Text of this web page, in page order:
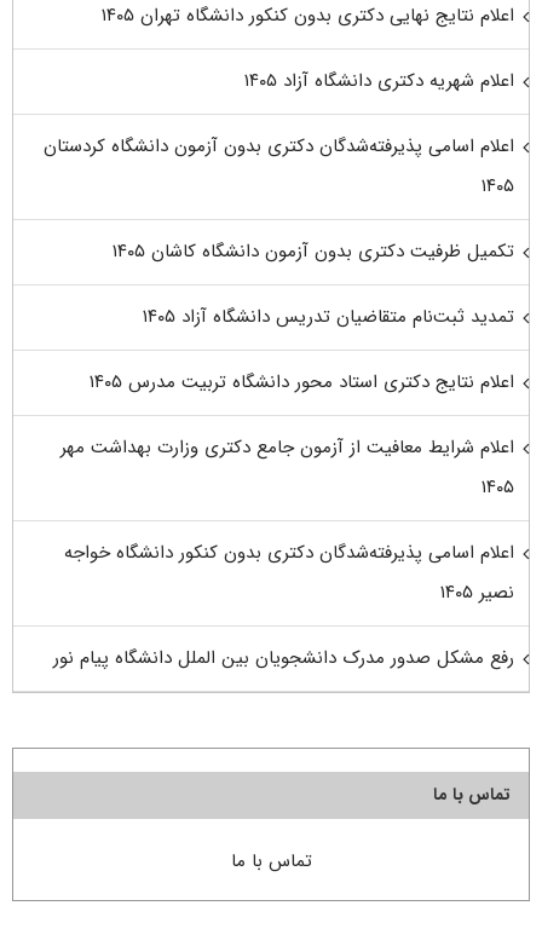
اعلام نتایج نهایی دکتری بدون کنکور دانشگاه تهران ۱۴۰۵
اعلام شهریه دکتری دانشگاه آزاد ۱۴۰۵
اعلام اسامی پذیرفته‌شدگان دکتری بدون آزمون دانشگاه کردستان
۱۴۰۵
تکمیل ظرفیت دکتری بدون آزمون دانشگاه کاشان ۱۴۰۵
تمدید ثبت‌نام متقاضیان تدریس دانشگاه آزاد ۱۴۰۵
اعلام نتایج دکتری استاد محور دانشگاه تربیت مدرس ۱۴۰۵
اعلام شرایط معافیت از آزمون جامع دکتری وزارت بهداشت مهر
۱۴۰۵
اعلام اسامی پذیرفته‌شدگان دکتری بدون کنکور دانشگاه خواجه
نصیر ۱۴۰۵
رفع مشکل صدور مدرک دانشجویان بین الملل دانشگاه پیام نور
تماس با ما
تماس با ما